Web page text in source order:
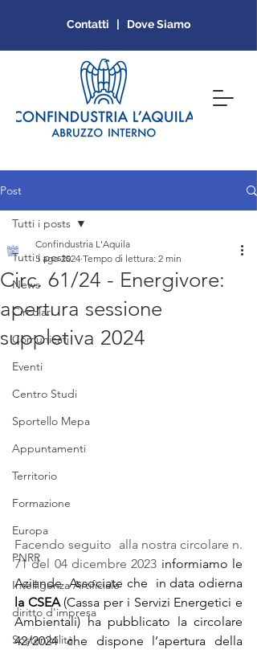
Contatti | Dove Siamo
Post
Tutti i posts
News
Circolari
Comunicati
Eventi
Centro Studi
Sportello Mepa
Appuntamenti
Territorio
Formazione
Europa
PNRR
Intelligenza Artificiale
diritto d'impresa
Sostenibilità
Tutti i posts
Circ. 61/24 - Energivore:
apertura sessione
suppletiva 2024
Confindustria L'Aquila
5 ago 2024 Tempo di lettura: 2 min
Facendo seguito alla nostra circolare n.
71 del 04 dicembre 2023 informiamo le
la CSEA (Cassa per i Servizi Energetici e
Ambientali) ha pubblicato la circolare
42/2024